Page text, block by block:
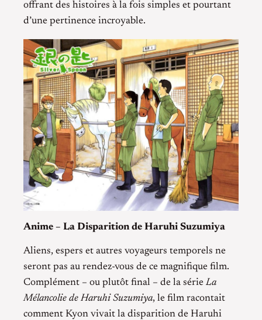
offrant des histoires à la fois simples et pourtant
d’une pertinence incroyable.
Anime – La Disparition de Haruhi Suzumiya
Aliens, espers et autres voyageurs temporels ne
seront pas au rendez-vous de ce magnifique film.
Complément – ou plutôt final – de la série La
Mélancolie de Haruhi Suzumiya, le film racontait
comment Kyon vivait la disparition de Haruhi